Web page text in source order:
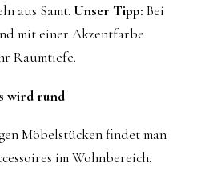
aus Samt. Unser Tipp: Bei
mit einer Akzentfarbe
Raumtiefe.
wird rund
Möbelstücken findet man
im Wohnbereich.